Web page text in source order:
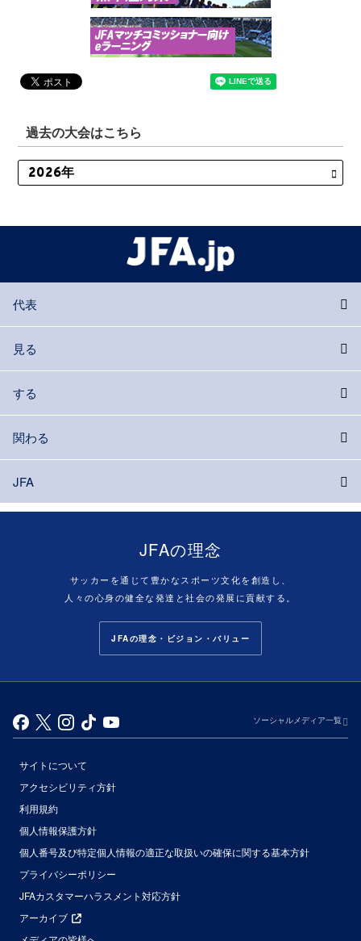
過去の大会はこちら
代表
見る
する
関わる
JFA
JFAの理念
サッカーを通じて豊かなスポーツ文化を創造し、
人々の心身の健全な発達と社会の発展に貢献する。
JFAの理念・ビジョン・バリュー
ソーシャルメディア一覧
サイトについて
アクセシビリティ方針
利用規約
個人情報保護方針
個人番号及び特定個人情報の適正な取扱いの確保に関する基本方針
プライバシーポリシー
JFAカスタマーハラスメント対応方針
アーカイブ